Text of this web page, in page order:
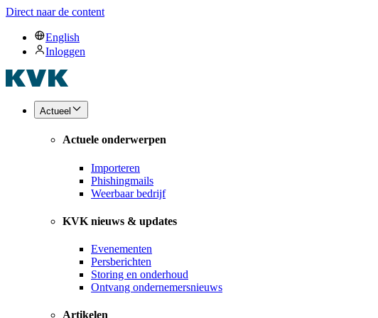
Direct naar de content
English
Inloggen
Actueel
Actuele onderwerpen
Importeren
Phishingmails
Weerbaar bedrijf
KVK nieuws & updates
Evenementen
Persberichten
Storing en onderhoud
Ontvang ondernemersnieuws
Artikelen